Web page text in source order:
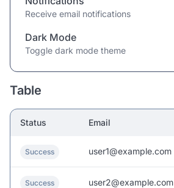
Receive email notifications
Dark Mode
Toggle dark mode theme
Table
Status Email
Success user1@example.com
Success user2@example.com